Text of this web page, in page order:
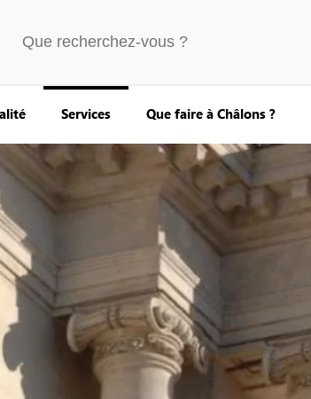
Services Que faire à Châlons ?